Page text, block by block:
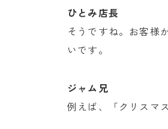
ひとみ店長
そうですね。お客様
いです。
ジャム兄
例えば、「クリスマ